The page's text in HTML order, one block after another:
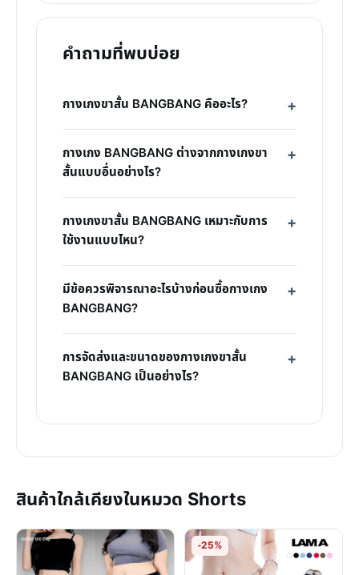
คำถามที่พบบ่อย
กางเกงขาสั้น BANGBANG คืออะไร?
กางเกง BANGBANG ต่างจากกางเกงขา
สั้นแบบอื่นอย่างไร?
กางเกงขาสั้น BANGBANG เหมาะกับการ
ใช้งานแบบไหน?
มีข้อควรพิจารณาอะไรบ้างก่อนซื้อกางเกง
BANGBANG?
การจัดส่งและขนาดของกางเกงขาสั้น
BANGBANG เป็นอย่างไร?
สินค้าใกล้เคียงในหมวด Shorts
-25%